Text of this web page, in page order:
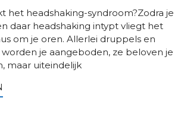
het headshaking-syndroom?Zodra je
daar headshaking intypt vliegt het
om je oren. Allerlei druppels en
je aangeboden, ze beloven je
maar uiteindelijk